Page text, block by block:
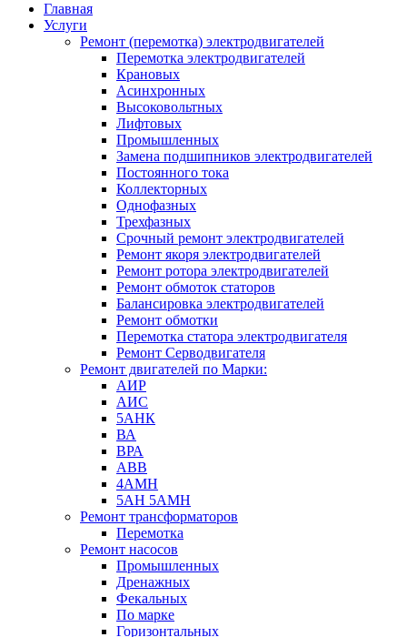
Главная
Услуги
Ремонт (перемотка) электродвигателей
Перемотка электродвигателей
Крановых
Асинхронных
Высоковольтных
Лифтовых
Промышленных
Замена подшипников электродвигателей
Постоянного тока
Коллекторных
Однофазных
Трехфазных
Срочный ремонт электродвигателей
Ремонт якоря электродвигателей
Ремонт ротора электродвигателей
Ремонт обмоток статоров
Балансировка электродвигателей
Ремонт обмотки
Перемотка статора электродвигателя
Ремонт Серводвигателя
Ремонт двигателей по Марки:
АИР
АИС
5АНК
ВА
ВРА
ABB
4АМН
5АН 5АМН
Ремонт трансформаторов
Перемотка
Ремонт насосов
Промышленных
Дренажных
Фекальных
По марке
Горизонтальных